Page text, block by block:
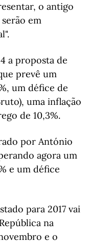
o antigo
em
a proposta de
prevê um
um défice de
uma inflação
de 10,3%.
por António
agora um
e um défice
para 2017 vai
na
e o